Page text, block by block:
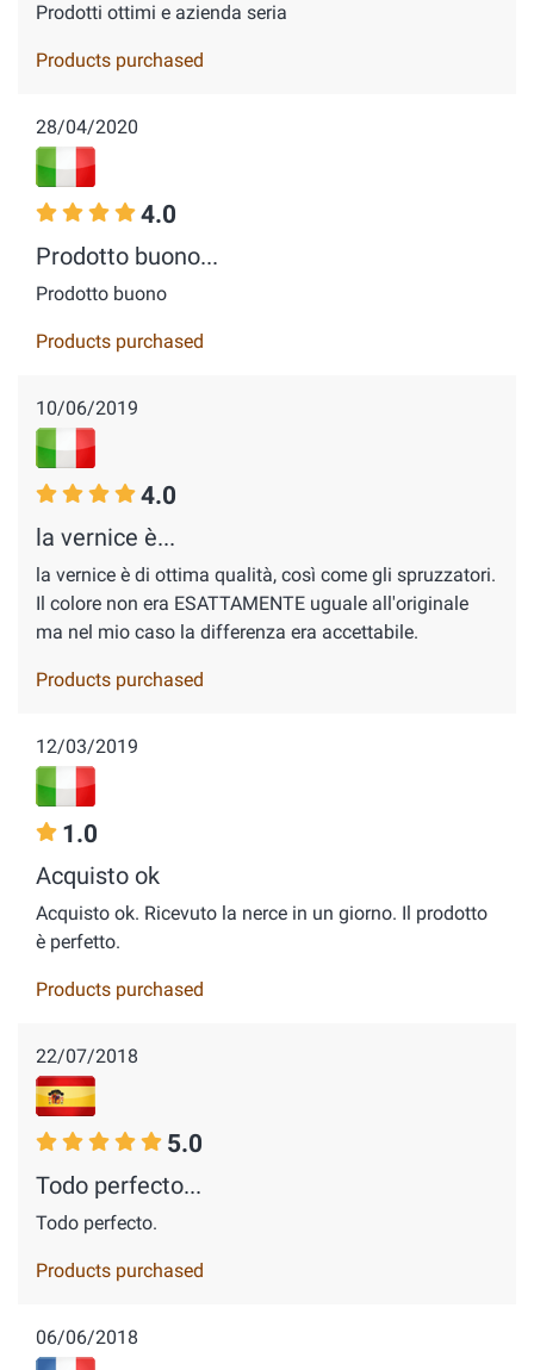
Prodotti ottimi e azienda seria
Products purchased
28/04/2020
4.0
Prodotto buono...
Prodotto buono
Products purchased
10/06/2019
4.0
la vernice è...
la vernice è di ottima qualità, così come gli spruzzatori.
Il colore non era ESATTAMENTE uguale all'originale
ma nel mio caso la differenza era accettabile.
Products purchased
12/03/2019
1.0
Acquisto ok
Acquisto ok. Ricevuto la nerce in un giorno. Il prodotto
è perfetto.
Products purchased
22/07/2018
5.0
Todo perfecto...
Todo perfecto.
Products purchased
06/06/2018